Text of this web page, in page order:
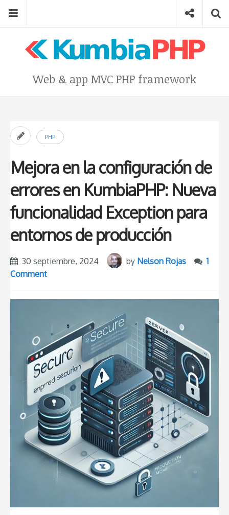
content
Menu
Type your search keyword, and press enter to search
Social
Web & app MVC PHP framework
PHP
Mejora en la configuración de
errores en KumbiaPHP: Nueva
funcionalidad Exception para
entornos de producción
30 septiembre, 2024 by Nelson Rojas
1
Comment